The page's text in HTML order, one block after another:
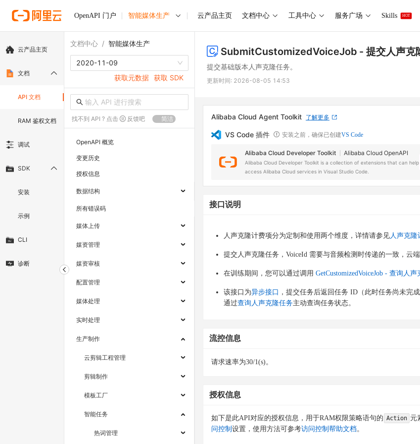
OpenAPI 门户 智能媒体生产 云产品主页 文档中心 工具中心 服务广场 Skills HOT
云产品主页
文档
API 文档
RAM 鉴权文档
调试
SDK
安装
示例
CLI
诊断
文档中心 / 智能媒体生产
2020-11-09
获取元数据 获取 SDK
找不到 API ? 点击 反馈吧 简洁
OpenAPI 概览
变更历史
授权信息
数据结构
所有错误码
媒体上传
媒资管理
媒资审核
配置管理
媒体处理
实时处理
生产制作
云剪辑工程管理
剪辑制作
模板工厂
智能任务
热词管理
SubmitCustomizedVoiceJob - 提交人声克
提交基础版本人声克隆任务。
更新时间: 2026-08-05 14:53
Alibaba Cloud Agent Toolkit 了解更多
VS Code 插件 安装之前，确保已创建VS Code
Alibaba Cloud Developer Toolkit Alibaba Cloud OpenAPI
Alibaba Cloud Developer Toolkit is a collection of extensions that can help
access Alibaba Cloud services in Visual Studio Code.
接口说明
人声克隆计费项分为定制和使用两个维度，详情请参见人声克隆
提交人声克隆任务，VoiceId 需要与音频检测时传递的一致，云
在训练期间，您可以通过调用 GetCustomizedVoiceJob - 查询人
该接口为异步接口 ，提交任务后返回任务 ID（此时任务尚未完
通过查询人声克隆任务主动查询任务状态。
流控信息
请求速率为30/1(s)。
授权信息
如下是此API对应的授权信息，用于RAM权限策略语句的 Action 元
问控制 设置，使用方法可参考访问控制帮助文档。